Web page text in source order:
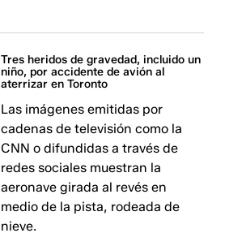
Tres heridos de gravedad, incluido un
niño, por accidente de avión al
aterrizar en Toronto
Las imágenes emitidas por
cadenas de televisión como la
CNN o difundidas a través de
redes sociales muestran la
aeronave girada al revés en
medio de la pista, rodeada de
nieve.